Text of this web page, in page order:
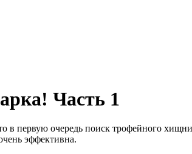
Часть 1
в первую очередь поиск трофейного
эффективна.